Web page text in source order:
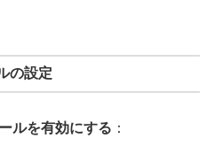
の設定
ルを有効にする ：